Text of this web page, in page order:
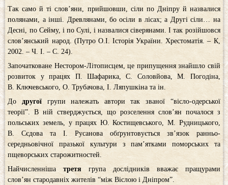
Так само й ті слов’яни, прийшовши, сіли по Дніпру й назвалися
полянами, а інші. Древлянами, бо осіли в лісах; а Другі сіли… на
Десні, по Сейму, і по Сулі, і назвалися сіверянами. І так розійшовся
слов’янський народ. (Путро О.І. Історія України. Хрестоматія. – К,
2002. – Ч. І. – С. 24).
Започатковане Нестором-Літописцем, це припущення знайшло свій
розвиток у працях П. Шафарика, С. Соловйова, М. Погодіна,
В. Ключевського, О. Трубачова, І. Ляпушкіна та ін.
Додругої групи належать автори так званої “вісло-одерської
теорії”. В ній стверджується, що розселення слов’ян почалося з
польських земель, у працях Ю. Костищевського, М. Рудницького,
В. Сєдова та І. Русанова обґрунтовується зв’язок ранньо-
середньовічної празької культури з пам’ятками поморських та
пщеворських старожитностей.
Найчисленнішатретя група дослідників вважає пращурами
слов’ян стародавніх жителів “між Віслою і Дніпром”.